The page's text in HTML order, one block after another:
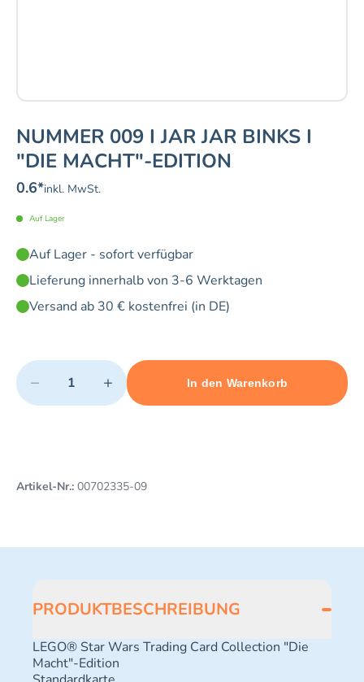
NUMMER 009 I JAR JAR BINKS I
"DIE MACHT"-EDITION
0.6*inkl. MwSt.
Auf Lager
Auf Lager - sofort verfügbar
Lieferung innerhalb von 3-6 Werktagen
Versand ab 30 € kostenfrei (in DE)
Quantity
− +
Minimum quantity: 1 Maximum quantity: 3
In den Warenkorb
Add 1 item to cart
Artikel-Nr.: 00702335-09
PRODUKTBESCHREIBUNG
LEGO® Star Wars Trading Card Collection "Die
Macht"-Edition